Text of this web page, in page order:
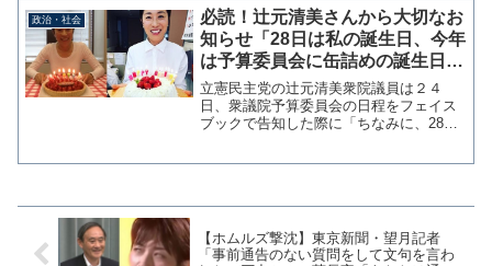
声を聞く気はないようだ。コメント制限
でセメントが流れ出...
政治・社会
必読！辻元清美さんから大切なお
知らせ「28日は私の誕生日、今年
は予算委員会に缶詰めの誕生日で
す」還暦を迎える
立憲民主党の辻元清美衆院議員は２４
日、衆議院予算委員会の日程をフェイス
ブックで告知した際に「ちなみに、28日
【ホムルズ撃沈】東京新聞・望月記者
「事前通告のない質問をして文句を言わ